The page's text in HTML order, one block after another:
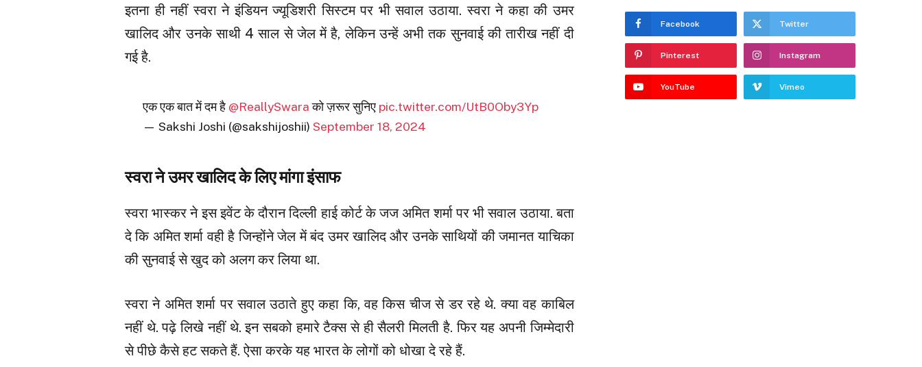
इतना ही नहीं स्वरा ने इंडियन ज्यूडिशरी सिस्टम पर भी सवाल उठाया. स्वरा ने कहा की उमर
खालिद और उनके साथी 4 साल से जेल में है, लेकिन उन्हें अभी तक सुनवाई की तारीख नहीं दी
गई है.
एक एक बात में दम है @ReallySwaraको ज़रूर सुनिए pic.twitter.com/UtB0Oby3Yp
— Sakshi Joshi (@sakshijoshii)September 18, 2024
स्वरा ने उमर खालिद के लिए मांगा इंसाफ
स्वरा भास्कर ने इस इवेंट के दौरान दिल्ली हाई कोर्ट के जज अमित शर्मा पर भी सवाल उठाया. बता
दे कि अमित शर्मा वही है जिन्होंने जेल में बंद उमर खालिद और उनके साथियों की जमानत याचिका
की सुनवाई से खुद को अलग कर लिया था.
स्वरा ने अमित शर्मा पर सवाल उठाते हुए कहा कि, वह किस चीज से डर रहे थे. क्या वह काबिल
नहीं थे. पढ़े लिखे नहीं थे. इन सबको हमारे टैक्स से ही सैलरी मिलती है. फिर यह अपनी जिम्मेदारी
से पीछे कैसे हट सकते हैं. ऐसा करके यह भारत के लोगों को धोखा दे रहे हैं.
Facebook Twitter
Pinterest Instagram
YouTube Vimeo